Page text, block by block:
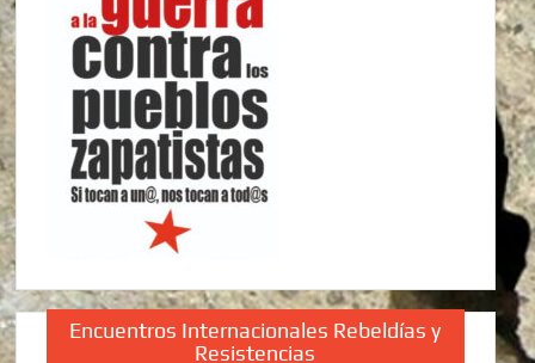
Encuentros Internacionales Rebeldías y
Resistencias